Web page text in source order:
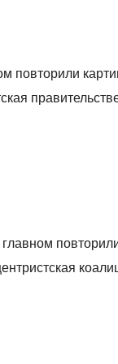
повторили